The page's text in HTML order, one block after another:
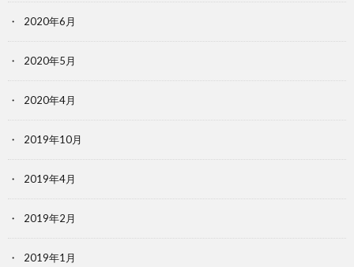
2020年6月
2020年5月
2020年4月
2019年10月
2019年4月
2019年2月
2019年1月